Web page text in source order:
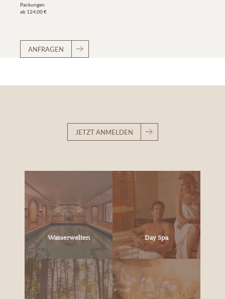
Packungen
ab 124,00 €
ANFRAGEN
JETZT ANMELDEN
Wasserwelten Day Spa